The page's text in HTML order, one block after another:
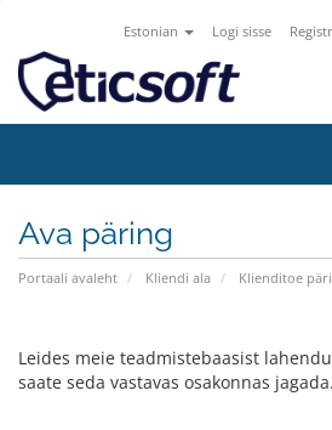
Estonian Logi sisse
Ava päring
Portaali avaleht Kliendi ala Klienditoe
Leides meie teadmistebaasist
saate seda vastavas osakonnas jagada.